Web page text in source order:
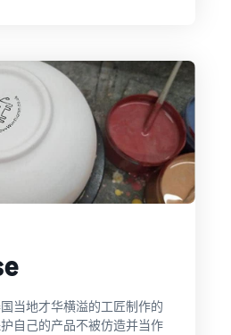
当地才华横溢的工匠制作的
自己的产品不被仿造并当作